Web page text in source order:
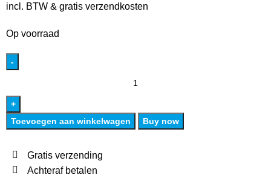
incl. BTW & gratis verzendkosten
Op voorraad
Toevoegen aan winkelwagen Buy now
Gratis verzending
Achteraf betalen